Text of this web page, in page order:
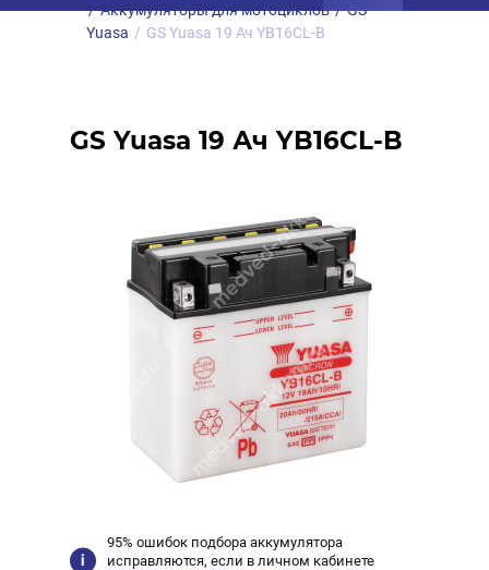
/ Аккумуляторы для мотоциклов / GS
Yuasa / GS Yuasa 19 Ач YB16CL-B
GS Yuasa 19 Ач YB16CL-B
95% ошибок подбора аккумулятора
исправляются, если в личном кабинете